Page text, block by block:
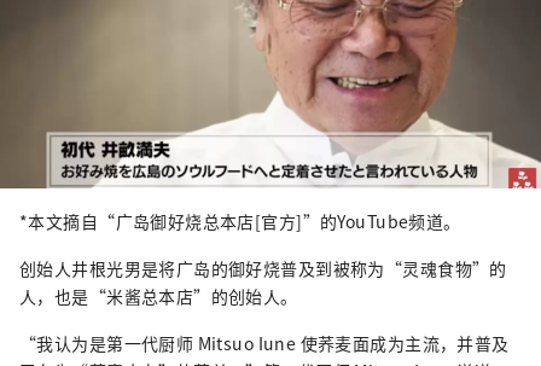
*本文摘自“广岛御好烧总本店[官方]”的YouTube频道。
创始人井根光男是将广岛的御好烧普及到被称为“灵魂食物”的
人，也是“米酱总本店”的创始人。
“我认为是第一代厨师 Mitsuo Iune 使荞麦面成为主流，并普及